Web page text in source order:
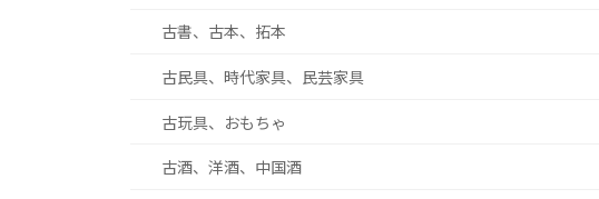
古書、古本、拓本
古民具、時代家具、民芸家具
古玩具、おもちゃ
古酒、洋酒、中国酒